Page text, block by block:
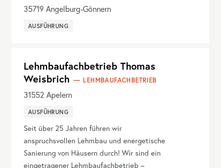
35719 Angelburg-Gönnern
AUSFÜHRUNG
Lehmbaufachbetrieb Thomas
Weisbrich
LEHMBAUFACHBETRIEB
31552 Apelern
AUSFÜHRUNG
Seit über 25 Jahren führen wir
anspruchsvollen Lehmbau und energetische
Sanierung von Häusern durch! Wir sind ein
eingetragener Lehmbaufachbetrieb –